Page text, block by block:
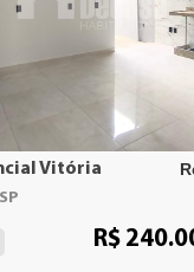
Vitória
R$